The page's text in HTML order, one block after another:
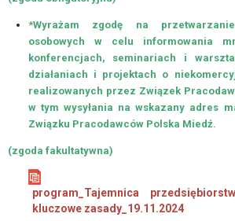
*Wyrażam zgodę na
osobowych w celu informowania
konferencjach, seminariach i
działaniach i projektach o
realizowanych przez Związek
w tym wysyłania na wskazany adres
Związku Pracodawców Polska Miedź.
(zgoda fakultatywna)
program_Tajemnica
kluczowe zasady_19.11.2024